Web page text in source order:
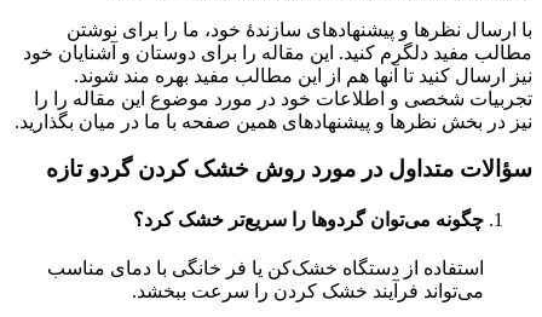
با ارسال نظرها و پیشنهادهای سازندۀ خود، ما را برای نوشتن
مطالب مفید دلگرم کنید. این مقاله را برای دوستان و آشنایان خود
نیز ارسال کنید تا آنها هم از این مطالب مفید بهره مند شوند.
تجربیات شخصی و اطلاعات خود در مورد موضوع این مقاله را را
نیز در بخش نظرها و پیشنهادهای همین صفحه با ما در میان بگذارید.
سؤالات متداول در مورد روش خشک کردن گردو تازه
چگونه می‌توان گردوها را سریع‌تر خشک کرد؟
استفاده از دستگاه خشک‌کن یا فر خانگی با دمای مناسب
می‌تواند فرآیند خشک کردن را سرعت ببخشد.